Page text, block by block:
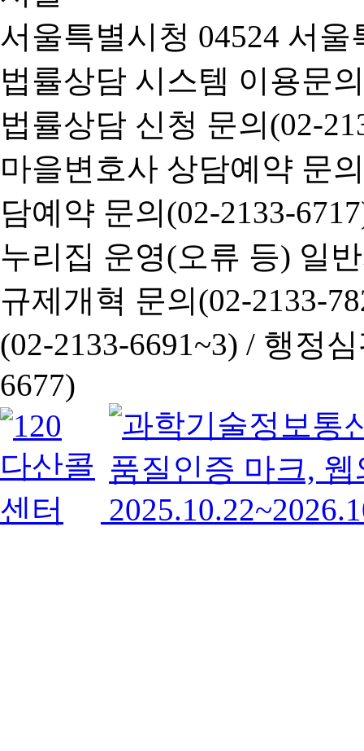
서울특별시청 04524 서
법률상담 시스템 이용문
법률상담 신청 문의(02-
마을변호사 상담예약 문
담예약 문의(02-2133-
누리집 운영(오류 등) 일
규제개혁 문의(02-2133-
(02-2133-6691~3) / 행정심
6677)